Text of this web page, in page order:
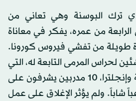
ترك البوسنة وهي تعاني من
من عمره، يفكر في معاناة
طويلة من تفشي فيروس كورونا.
لحراس المرمى التابعة له، التي
لها مقرات في البوسنة وإنجلترا، 10 مدربين يشرفون على
أكثر من 60 لاعباً شاباً. ولم يؤثر الإغلاق على عمل